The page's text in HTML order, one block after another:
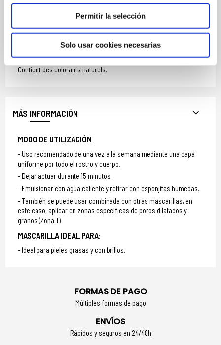
Permitir la selección
Solo usar cookies necesarias
POTASSIUM SORBATE,
PARFUM (FRAGRANCE).
Contient des colorants naturels.
MÁS INFORMACIÓN
MODO DE UTILIZACIÓN
Uso recomendado de una vez a la semana mediante una capa
uniforme por todo el rostro y cuerpo.
Dejar actuar durante 15 minutos.
Emulsionar con agua caliente y retirar con esponjitas húmedas.
También se puede usar combinada con otras mascarillas, en
este caso, aplicar en zonas específicas de poros dilatados y
granos (Zona T)
MASCARILLA IDEAL PARA:
Ideal para pieles grasas y con brillos.
FORMAS DE PAGO
Múltiples formas de pago
ENVÍOS
Rápidos y seguros en 24/48h